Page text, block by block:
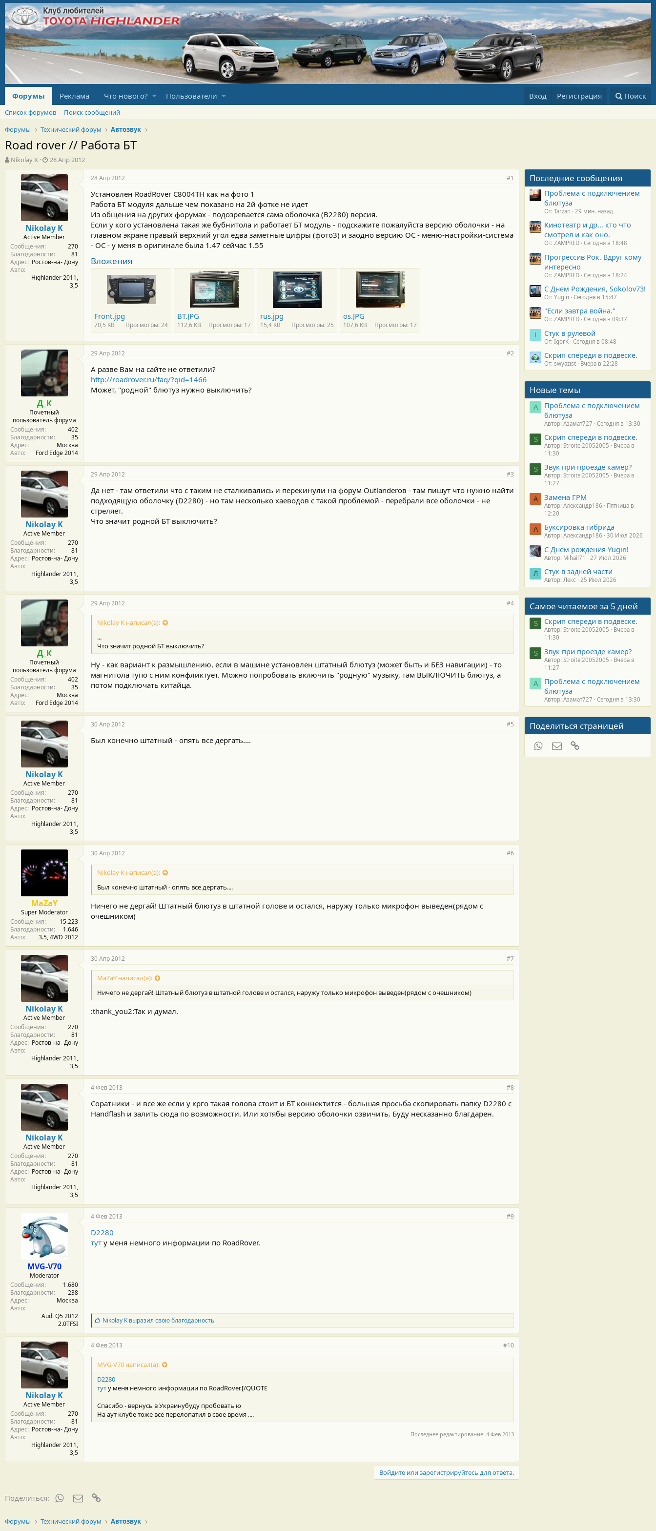
Форумы Реклама Что нового? Пользователи Вход Регистрация Поиск
Список форумов
Поиск сообщений
Форумы
Технический форум Автозвук
Road rover // Работа БТ
А
в
Nikolay K
Д
а
т
а
н
а
ч
а
л
а
28 Апр 2012
Nikolay K
Active Member
Сообщения
270
Благодарности
81
Адрес
Ростов-на- Дону
Авто
Highlander 2011,
3,5
28 Апр 2012 #1
Установлен RoadRover C8004TH как на фото 1
Работа БТ модуля дальше чем показано на 2й фотке не идет
Из общения на других форумах - подозревается сама оболочка (В2280) версия.
Если у кого установлена такая же бубнитола и работает БТ модуль - подскажите пожалуйста версию оболочки - на
главном экране правый верхний угол едва заметные цифры (фото3) и заодно версию ОС - меню-настройки-система
- ОС - у меня в оригинале была 1.47 сейчас 1.55
Вложения
Front.jpg
70,5 KB Просмотры: 24
BT.JPG
112,6 KB Просмотры: 17
rus.jpg
15,4 KB Просмотры: 25
os.JPG
107,6 KB Просмотры: 17
Д_К
Почетный
пользователь форума
Сообщения
402
Благодарности
35
Адрес
Москва
Авто
Ford Edge 2014
29 Апр 2012 #2
А разве Вам на сайте не ответили?
http://roadrover.ru/faq/?qid=1466
Может, "родной" блютуз нужно выключить?
Nikolay K
Active Member
Сообщения
270
Благодарности
81
Адрес
Ростов-на- Дону
Авто
Highlander 2011,
3,5
29 Апр 2012 #3
Да нет - там ответили что с таким не сталкивались и перекинули на форум Outlanderов - там пишут что нужно найти
подходящую оболочку (D2280) - но там несколько хаеводов с такой проблемой - перебрали все оболочки - не
стреляет.
Что значит родной БТ выключить?
Д_К
Почетный
пользователь форума
Сообщения
402
Благодарности
35
Адрес
Москва
Авто
Ford Edge 2014
29 Апр 2012 #4
Nikolay K написал(а):
...
Что значит родной БТ выключить?
Ну - как вариант к размышлению, если в машине установлен штатный блютуз (может быть и БЕЗ навигации) - то
магнитола тупо с ним конфликтует. Можно попробовать включить "родную" музыку, там ВЫКЛЮЧИТЬ блютуз, а
потом подключать китайца.
Nikolay K
Active Member
Сообщения
270
Благодарности
81
Адрес
Ростов-на- Дону
Авто
Highlander 2011,
3,5
30 Апр 2012 #5
Был конечно штатный - опять все дергать....
MaZaY
Super Moderator
Сообщения
15.223
Благодарности
1.646
Авто
3.5, 4WD 2012
30 Апр 2012 #6
Nikolay K написал(а):
Был конечно штатный - опять все дергать....
Ничего не дергай! Штатный блютуз в штатной голове и остался, наружу только микрофон выведен(рядом с
очешником)
Nikolay K
Active Member
Сообщения
270
Благодарности
81
Адрес
Ростов-на- Дону
Авто
Highlander 2011,
3,5
30 Апр 2012 #7
MaZaY написал(а):
Ничего не дергай! Штатный блютуз в штатной голове и остался, наружу только микрофон выведен(рядом с очешником)
:thank_you2:Так и думал.
Nikolay K
Active Member
Сообщения
270
Благодарности
81
Адрес
Ростов-на- Дону
Авто
Highlander 2011,
3,5
4 Фев 2013 #8
Соратники - и все же если у крго такая голова стоит и БТ коннектится - большая просьба скопировать папку D2280 c
Handflash и залить сюда по возможности. Или хотябы версию оболочки озвичить. Буду несказанно благдарен.
MVG-V70
Moderator
Сообщения
1.680
Благодарности
238
Адрес
Москва
Авто
Audi Q5 2012
2.0TFSI
4 Фев 2013 #9
D2280
тут у меня немного информации по RoadRover.
Б
л
а
г
о
д
а
н
о
т
и
:
Nikolay Kвыразил свою благодарность
Nikolay K
Active Member
Сообщения
270
Благодарности
81
Адрес
Ростов-на- Дону
Авто
Highlander 2011,
3,5
4 Фев 2013 #10
MVG-V70 написал(а):
D2280
туту меня немного информации по RoadRover.[/QUOTE
Спасибо - вернусь в Украинубуду пробовать ю
На аут клубе тоже все перелопатил в свое время ....
Последнее редактирование: 4 Фев 2013
Войдите или зарегистрируйтесь для ответа.
Поделиться: WhatsAppЭлектронная почта
Последние сообщения
Проблема с подключением
блютуза
От: Tarzan 29 мин. назад
Кинотеатр и др... кто что
смотрел и как оно.
От: ZAMPRED Сегодня в 18:48
Прогрессив Рок. Вдруг кому
интересно
От: ZAMPRED Сегодня в 18:24
С Днем Рождения, Sokolov73!
От: Yugin Сегодня в 15:47
"Если завтра война."
От: ZAMPRED Сегодня в 09:37
I Стук в рулевой
От: IgorK Сегодня в 08:48
Скрип спереди в подвеске.
От: swyazist Вчера в 22:28
Новые темы
А
Проблема с подключением
блютуза
Автор: Азамат727 Сегодня в 13:30
S Скрип спереди в подвеске.
Автор: Stroitel20052005
Вчера в
11:30
S Звук при проезде камер?
Автор: Stroitel20052005
Вчера в
11:27
А Замена ГРМ
Автор: Александр186
Пятница в
12:20
А Буксировка гибрида
Автор: Александр186 30 Июл 2026
С Днём рождения Yugin!
Автор: Mihail71 27 Июл 2026
Л Стук в задней части
Автор: Лекс 25 Июл 2026
Самое читаемое за 5 дней
S Скрип спереди в подвеске.
Автор: Stroitel20052005
Вчера в
11:30
S Звук при проезде камер?
Автор: Stroitel20052005
Вчера в
11:27
А
Проблема с подключением
блютуза
Автор: Азамат727 Сегодня в 13:30
Поделиться страницей
WhatsAppЭлектронная почта
Форумы Технический форум Автозвук